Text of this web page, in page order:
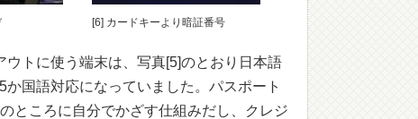
[6] カードキーより暗証番号
トに使う端末は、写真[5]のとおり日本語
国語対応になっていました。パスポート
ところに自分でかざす仕組みだし、クレジ